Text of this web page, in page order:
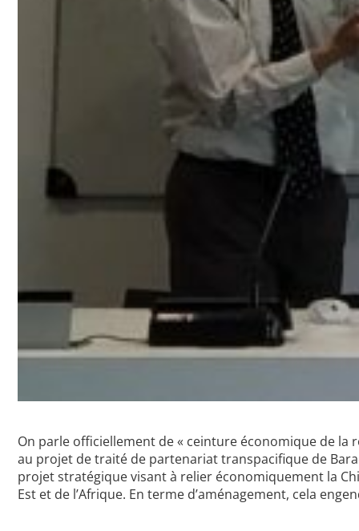
On parle officiellement de « ceinture économique de la
au projet de traité de partenariat transpacifique de
projet stratégique visant à relier économiquement la
Est et de l’Afrique. En terme d’aménagement, cela